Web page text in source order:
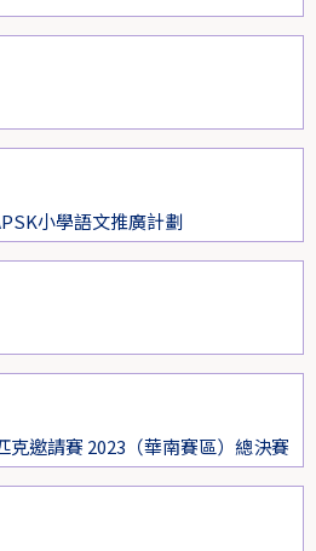
小學語文推廣計劃
克邀請賽 2023（華南賽區）總決賽